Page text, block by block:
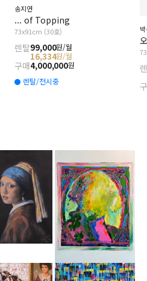
송지연
... of Topping
73x91cm (30호)
렌탈99,000원/월
16,334원/월
구매4,000,000원
렌탈/전시중